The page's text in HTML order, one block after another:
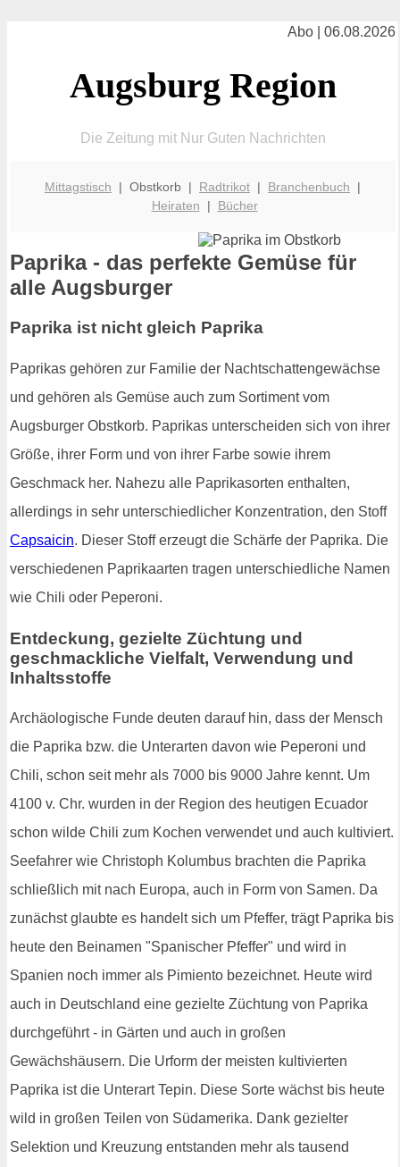
Abo | 06.08.2026
Augsburg Region
Die Zeitung mit Nur Guten Nachrichten
Mittagstisch | Obstkorb | Radtrikot | Branchenbuch |
Heiraten | Bücher
Paprika - das perfekte Gemüse für
alle Augsburger
Paprika ist nicht gleich Paprika
Paprikas gehören zur Familie der Nachtschattengewächse
und gehören als Gemüse auch zum Sortiment vom
Augsburger Obstkorb. Paprikas unterscheiden sich von ihrer
Größe, ihrer Form und von ihrer Farbe sowie ihrem
Geschmack her. Nahezu alle Paprikasorten enthalten,
allerdings in sehr unterschiedlicher Konzentration, den Stoff
Capsaicin. Dieser Stoff erzeugt die Schärfe der Paprika. Die
verschiedenen Paprikaarten tragen unterschiedliche Namen
wie Chili oder Peperoni.
Entdeckung, gezielte Züchtung und
geschmackliche Vielfalt, Verwendung und
Inhaltsstoffe
Archäologische Funde deuten darauf hin, dass der Mensch
die Paprika bzw. die Unterarten davon wie Peperoni und
Chili, schon seit mehr als 7000 bis 9000 Jahre kennt. Um
4100 v. Chr. wurden in der Region des heutigen Ecuador
schon wilde Chili zum Kochen verwendet und auch kultiviert.
Seefahrer wie Christoph Kolumbus brachten die Paprika
schließlich mit nach Europa, auch in Form von Samen. Da
zunächst glaubte es handelt sich um Pfeffer, trägt Paprika bis
heute den Beinamen "Spanischer Pfeffer" und wird in
Spanien noch immer als Pimiento bezeichnet. Heute wird
auch in Deutschland eine gezielte Züchtung von Paprika
durchgeführt - in Gärten und auch in großen
Gewächshäusern. Die Urform der meisten kultivierten
Paprika ist die Unterart Tepin. Diese Sorte wächst bis heute
wild in großen Teilen von Südamerika. Dank gezielter
Selektion und Kreuzung entstanden mehr als tausend